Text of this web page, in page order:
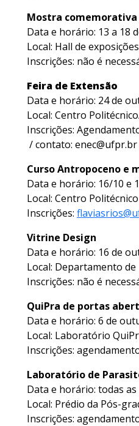
Mostra comemorativa
Data e horário: 13 a 18
Local: Hall de
Inscrições: não é
Feira de Extensão
Data e horário: 24 de
Local: Centro
Inscrições:
/ contato: enec@ufpr.br
Curso Antropoceno e
Data e horário: 16/10 e
Local: Centro
Inscrições:
Vitrine Design
Data e horário: 16 de
Local: Departamento
Inscrições: não é
QuiPra de portas
Data e horário: 6 de
Local: Laboratório
Inscrições:
Laboratório de
Data e horário: todas
Local: Prédio da Pós-
Inscrições: